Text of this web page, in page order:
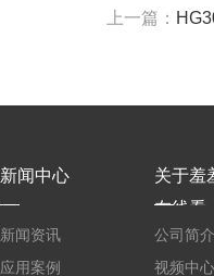
上一篇：
新闻中心
新闻资讯
应用案例
关于羞
在线看
公司简介
视频中心